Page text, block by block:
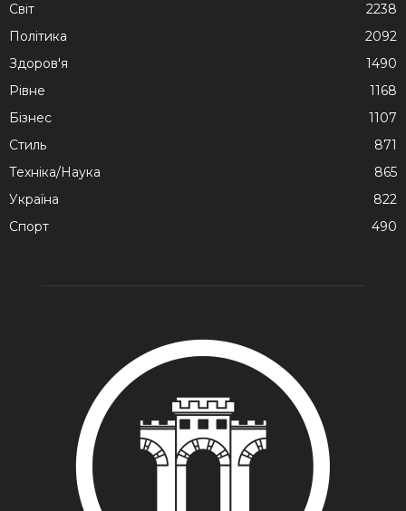
Cвіт
2238
Політика
2092
Здоров'я
1490
Рівне
1168
Бізнес
1107
Стиль
871
Техніка/Наука
865
Україна
822
Спорт
490